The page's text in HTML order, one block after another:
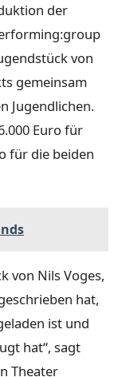
der
von
gemeinsam
Jugendlichen.
Euro für
für die beiden
von Nils Voges,
hat,
ist und
hat“, sagt
Theater